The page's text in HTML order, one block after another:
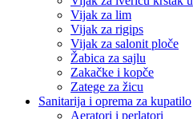
Vijak za lim
Vijak za rigips
Vijak za salonit ploče
Žabica za sajlu
Zakačke i kopče
Zatege za žicu
Sanitarija i oprema za kupatilo
Aeratori i perlatori